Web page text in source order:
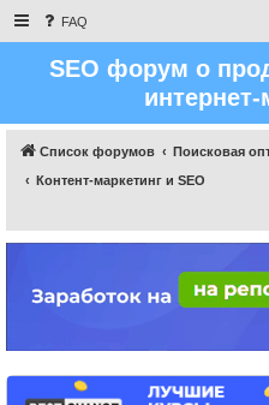
FAQ
SEO форум о
интернет-
Список форумов Поисковая
Контент-маркетинг и SEO